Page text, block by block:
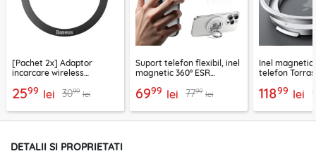
[Pachet 2x] Adaptor
incarcare wireless
PCCH000001
2599 lei 3099 lei
Suport telefon flexibil, inel
magnetic 360° ESR
6999 lei 7799 lei
Inel magnetic
telefon
11899 lei
DETALII SI PROPRIETATI